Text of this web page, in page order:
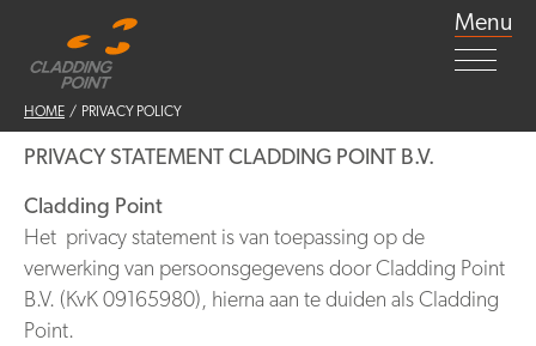
Menu
HOME / PRIVACY POLICY
PRIVACY STATEMENT CLADDING POINT B.V.
Cladding Point
Het privacy statement is van toepassing op de
verwerking van persoonsgegevens door Cladding Point
B.V. (KvK 09165980), hierna aan te duiden als Cladding
Point.